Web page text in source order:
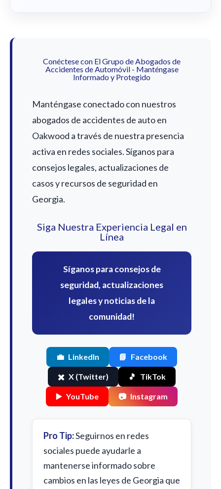
Conéctese con El Grupo de Abogados de
Accidentes de Automóvil - Manténgase
Informado y Protegido
Manténgase conectado con nuestros
abogados de accidentes de auto en
Oakwood a través de nuestra presencia
activa en redes sociales. Síganos para
consejos legales, actualizaciones de
casos y recursos de seguridad en
Georgia.
Siga Nuestra Experiencia Legal en
Línea
Síganos para consejos de
seguridad, actualizaciones
legales y noticias de la
comunidad!
💼 LinkedIn 📘 Facebook
✖️ X (Twitter) 🎵 TikTok
▶️ YouTube 📷 Instagram
Pro Tip:Seguirnos en redes
sociales puede ayudarle a
mantenerse informado sobre
cambios en las leyes de Georgia que